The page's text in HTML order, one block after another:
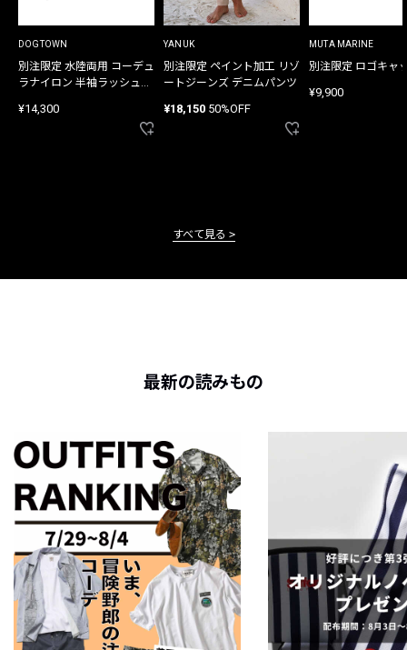
DOGTOWN
別注限定 水陸両用 コーデュ
ラナイロン 半袖ラッシュガ
¥14,300
YANUK
別注限定 ペイント加工 リゾ
ートジーンズ デニムパンツ
¥18,150 50%OFF
MUTA MARINE
別注限定 ロゴキャ
¥9,900
すべて見る
最新の読みもの